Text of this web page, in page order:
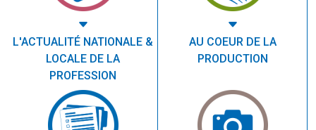
L'ACTUALITÉ NATIONALE &
LOCALE DE LA
PROFESSION
AU COEUR DE LA
PRODUCTION